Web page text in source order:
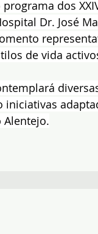
dos
Dr. José
de vida
Alentejo.